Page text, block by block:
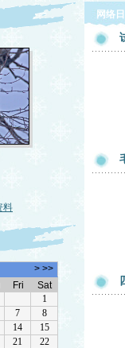
料
网络